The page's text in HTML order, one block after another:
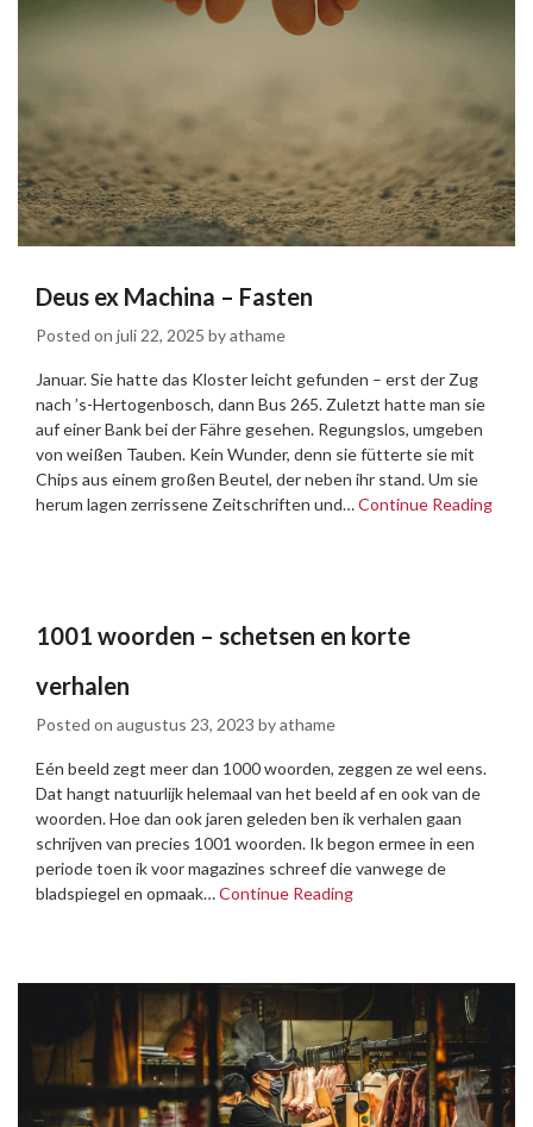
Deus ex Machina – Fasten
Posted on juli 22, 2025 byathame
Januar. Sie hatte das Kloster leicht gefunden – erst der Zug
nach ’s-Hertogenbosch, dann Bus 265. Zuletzt hatte man sie
auf einer Bank bei der Fähre gesehen. Regungslos, umgeben
von weißen Tauben. Kein Wunder, denn sie fütterte sie mit
Chips aus einem großen Beutel, der neben ihr stand. Um sie
herum lagen zerrissene Zeitschriften und…Continue Reading
1001 woorden – schetsen en korte
verhalen
Posted on augustus 23, 2023 byathame
Eén beeld zegt meer dan 1000 woorden, zeggen ze wel eens.
Dat hangt natuurlijk helemaal van het beeld af en ook van de
woorden. Hoe dan ook jaren geleden ben ik verhalen gaan
schrijven van precies 1001 woorden. Ik begon ermee in een
periode toen ik voor magazines schreef die vanwege de
bladspiegel en opmaak…Continue Reading